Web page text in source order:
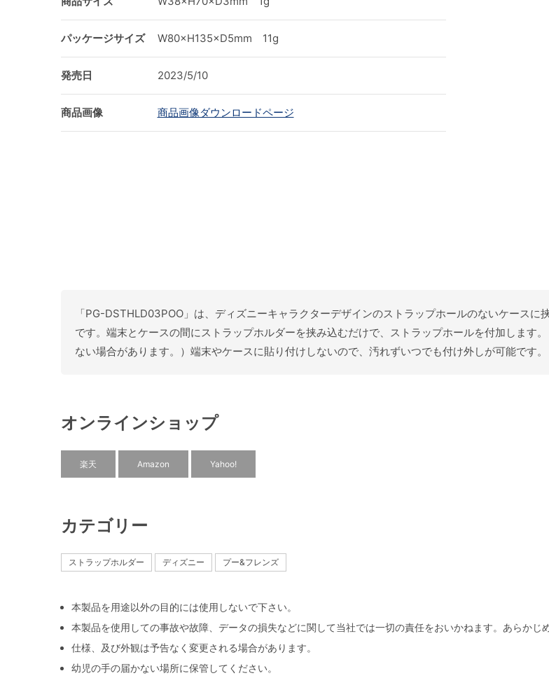
パッケージサイズ W80×H135×D5mm 11g
発売日 2023/5/10
商品画像 商品画像ダウンロードページ
「PG-DSTHLD03POO」は、ディズニーキャラクターデザインのストラップホールのないケース
です。端末とケースの間にストラップホルダーを挟み込むだけで、ストラップホールを付加します
ない場合があります。）端末やケースに貼り付けしないので、汚れずいつでも付け外しが可能です。
オンラインショップ
楽天 Amazon Yahoo!
カテゴリー
ストラップホルダー ディズニー プー&フレンズ
本製品を用途以外の目的には使用しないで下さい。
本製品を使用しての事故や故障、データの損失などに関して当社では一切の責任をおいかねます。あらかじ
仕様、及び外観は予告なく変更される場合があります。
幼児の手の届かない場所に保管してください。